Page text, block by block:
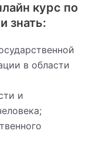
курс по
знать:
в области
и